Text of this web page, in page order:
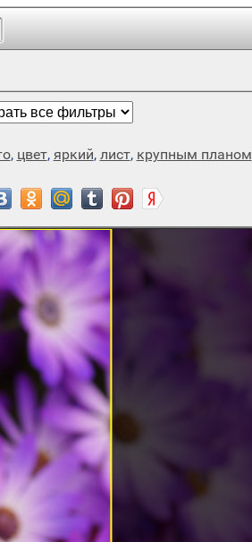
, цвет, яркий, лист, крупным планом